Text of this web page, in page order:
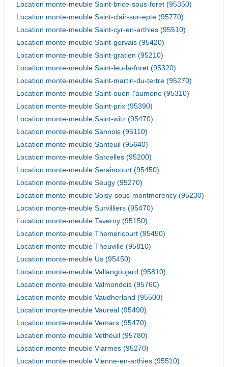
Location monte-meuble Saint-brice-sous-foret (95350)
Location monte-meuble Saint-clair-sur-epte (95770)
Location monte-meuble Saint-cyr-en-arthies (95510)
Location monte-meuble Saint-gervais (95420)
Location monte-meuble Saint-gratien (95210)
Location monte-meuble Saint-leu-la-foret (95320)
Location monte-meuble Saint-martin-du-tertre (95270)
Location monte-meuble Saint-ouen-l'aumone (95310)
Location monte-meuble Saint-prix (95390)
Location monte-meuble Saint-witz (95470)
Location monte-meuble Sannois (95110)
Location monte-meuble Santeuil (95640)
Location monte-meuble Sarcelles (95200)
Location monte-meuble Seraincourt (95450)
Location monte-meuble Seugy (95270)
Location monte-meuble Soisy-sous-montmorency (95230)
Location monte-meuble Survilliers (95470)
Location monte-meuble Taverny (95150)
Location monte-meuble Themericourt (95450)
Location monte-meuble Theuville (95810)
Location monte-meuble Us (95450)
Location monte-meuble Vallangoujard (95810)
Location monte-meuble Valmondois (95760)
Location monte-meuble Vaudherland (95500)
Location monte-meuble Vaureal (95490)
Location monte-meuble Vemars (95470)
Location monte-meuble Vetheuil (95780)
Location monte-meuble Viarmes (95270)
Location monte-meuble Vienne-en-arthies (95510)